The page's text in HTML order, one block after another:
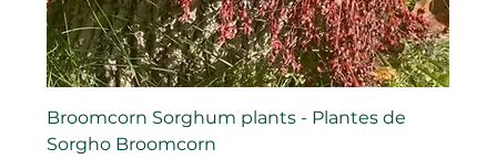
Broomcorn Sorghum plants - Plantes de
Sorgho Broomcorn